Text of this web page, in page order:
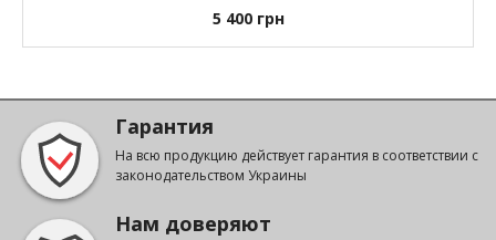
5 400 грн
Гарантия
На всю продукцию действует гарантия в соответствии с
законодательством Украины
Нам доверяют